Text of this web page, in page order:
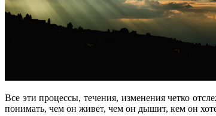
Все эти процессы, течения, изменения четко
понимать, чем он живет, чем он дышит, кем он